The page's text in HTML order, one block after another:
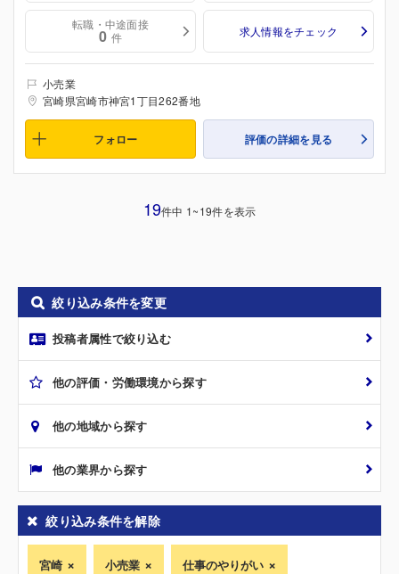
転職・中途面接
0 件 求人情報をチェック
小売業
宮崎県宮崎市神宮1丁目262番地
フォロー 評価の詳細を見る
19件中 1~19件を表示
絞り込み条件を変更
投稿者属性で絞り込む
他の評価・労働環境から探す
他の地域から探す
他の業界から探す
絞り込み条件を解除
宮崎 小売業 仕事のやりがい